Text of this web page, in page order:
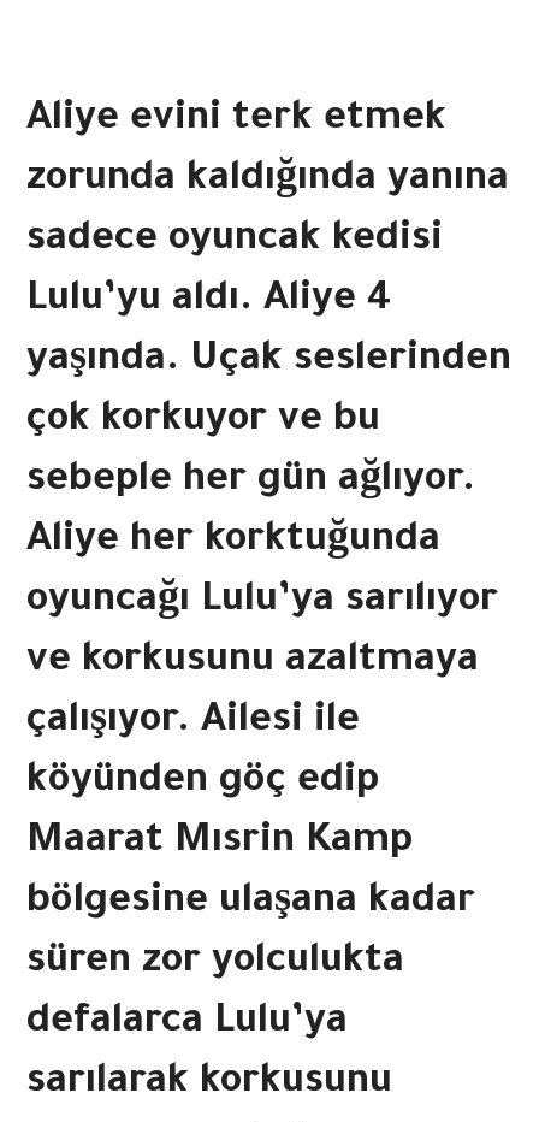
Aliye evini terk etmek
zorunda kaldığında yanına
sadece oyuncak kedisi
Lulu’yu aldı. Aliye 4
yaşında. Uçak seslerinden
çok korkuyor ve bu
sebeple her gün ağlıyor.
Aliye her korktuğunda
oyuncağı Lulu’ya sarılıyor
ve korkusunu azaltmaya
çalışıyor. Ailesi ile
köyünden göç edip
Maarat Mısrin Kamp
bölgesine ulaşana kadar
süren zor yolculukta
defalarca Lulu’ya
sarılarak korkusunu